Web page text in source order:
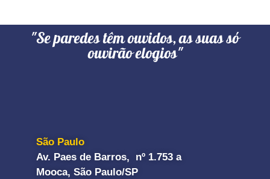
"Se paredes têm ouvidos, as suas só
ouvirão elogios"
São Paulo
Av. Paes de Barros, nº 1.753 a
Mooca, São Paulo/SP